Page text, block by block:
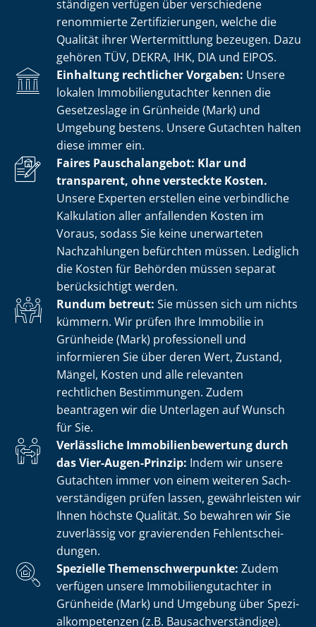
stän­di­gen verfügen über verschiedene
renommierte Zer­ti­fi­zie­run­gen, welche die
Qualität ihrer Wertermittlung bezeugen. Dazu
gehören TÜV, DEKRA, IHK, DIA und EIPOS.
Einhaltung rechtlicher Vorgaben: Unsere
lokalen Im­mo­bi­li­en­gut­ach­ter kennen die
Gesetzeslage in Grünheide (Mark) und
Umgebung bestens. Unsere Gutachten halten
diese immer ein.
Faires Pauschalangebot: Klar und
transparent, ohne versteckte Kosten.
Unsere Experten erstellen eine verbindliche
Kalkulation aller anfallenden Kosten im
Voraus, sodass Sie keine unerwarteten
Nachzahlungen befürchten müssen. Lediglich
die Kosten für Behörden müssen separat
berücksichtigt werden.
Rundum betreut: Sie müssen sich um nichts
kümmern. Wir prüfen Ihre Immobilie in
Grünheide (Mark) professionell und
informieren Sie über deren Wert, Zustand,
Mängel, Kosten und alle relevanten
rechtlichen Bestimmungen. Zudem
beantragen wir die Unterlagen auf Wunsch
für Sie.
Verlässliche Im­mo­bi­li­en­be­wer­tung durch
das Vier-Augen-Prinzip: Indem wir unsere
Gutachten immer von einem weiteren Sach­
ver­stän­di­gen prüfen lassen, gewährleisten wir
Ihnen höchste Qualität. So bewahren wir Sie
zuverlässig vor gravierenden Fehl­ent­schei­
dun­gen.
Spezielle The­men­schwer­punk­te: Zudem
verfügen unsere Im­mo­bi­li­en­gut­ach­ter in
Grünheide (Mark) und Umgebung über Spe­zi­
al­kom­pe­ten­zen (z.B. Bau­sach­ver­stän­di­ge).